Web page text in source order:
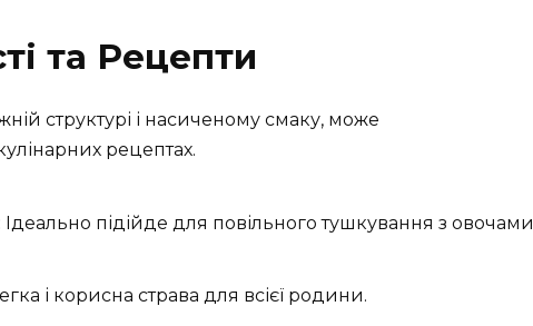
та Рецепти
структурі і насиченому смаку, може
рецептах.
: Ідеально підійде для повільного тушкування з овочами
і корисна страва для всієї родини.